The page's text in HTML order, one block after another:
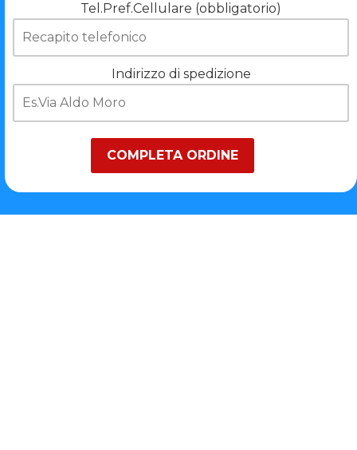
Tel.Pref.Cellulare (obbligatorio)
Indirizzo di spedizione